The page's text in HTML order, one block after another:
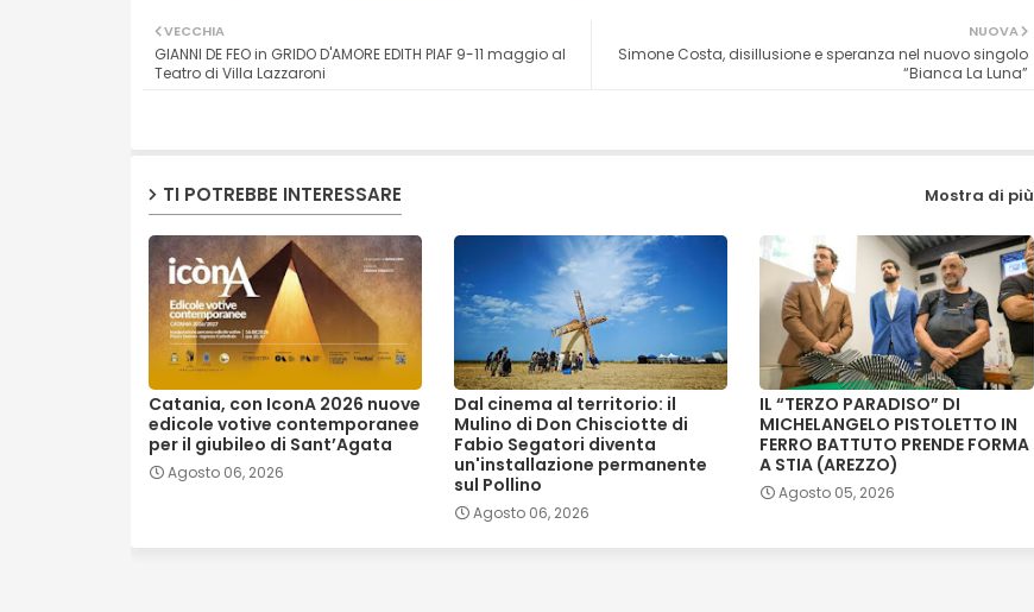
NUOVA
Simone Costa, disillusione e speranza nel nuovo singolo
“Bianca La Luna”
VECCHIA
GIANNI DE FEO in GRIDO D'AMORE EDITH PIAF 9-11 maggio al
Teatro di Villa Lazzaroni
TI POTREBBE INTERESSARE Mostra di più
Catania, con IconA 2026 nuove
edicole votive contemporanee
per il giubileo di Sant’Agata
Agosto 06, 2026
Dal cinema al territorio: il
Mulino di Don Chisciotte di
Fabio Segatori diventa
un'installazione permanente
sul Pollino
Agosto 06, 2026
IL “TERZO PARADISO” DI
MICHELANGELO PISTOLETTO IN
FERRO BATTUTO PRENDE FORMA
A STIA (AREZZO)
Agosto 05, 2026